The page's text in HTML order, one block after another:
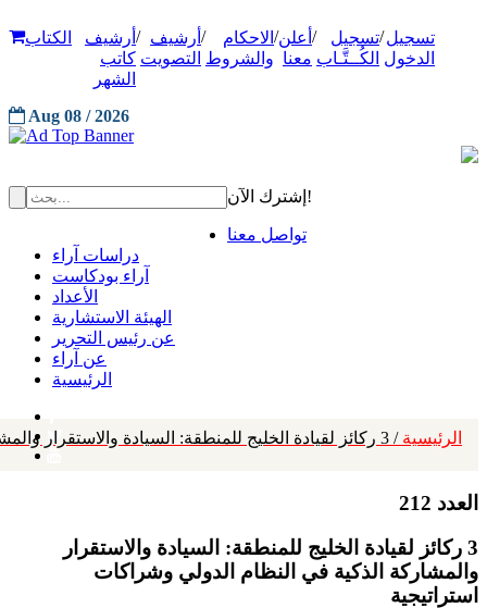
تسجيل
الدخول
/تسجيل
الكُــتَّـاب
/ أعلن
معنا
/ الاحكام
والشروط
/ أرشيف
التصويت
/ أرشيف
كاتب
الشهر
الكتاب
Aug 08 / 2026
إشترك الآن!
تواصل معنا
دراسات آراء
آراء بودكاست
الأعداد
الهيئة الاستشارية
عن رئيس التحرير
عن آراء
الرئيسية
الرئيسية / 3 ركائز لقيادة الخليج للمنطقة: السيادة والاستقرار والمشاركة الذكية في النظام الدولي وشراكات استراتيجية
العدد 212
3 ركائز لقيادة الخليج للمنطقة: السيادة والاستقرار
والمشاركة الذكية في النظام الدولي وشراكات
استراتيجية